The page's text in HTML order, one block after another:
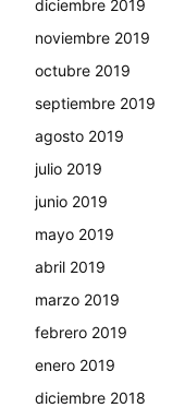
diciembre 2019
noviembre 2019
octubre 2019
septiembre 2019
agosto 2019
julio 2019
junio 2019
mayo 2019
abril 2019
marzo 2019
febrero 2019
enero 2019
diciembre 2018